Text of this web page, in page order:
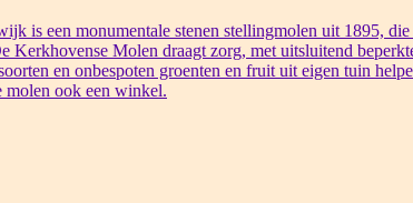
is een monumentale stenen stellingmolen uit 1895,
Kerkhovense Molen draagt zorg, met uitsluitend
en onbespoten groenten en fruit uit eigen tuin
molen ook een winkel.